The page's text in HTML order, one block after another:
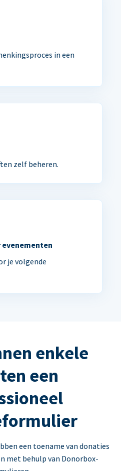
in een
zelf beheren.
je volgende
enkele
een
een toename van donaties
met behulp van Donorbox-